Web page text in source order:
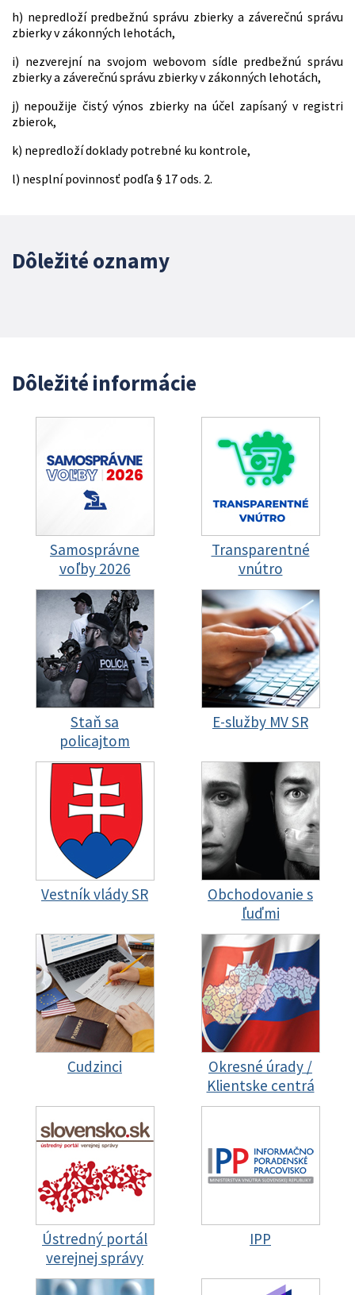
h) nepredloží predbežnú správu zbierky a záverečnú správu
zbierky v zákonných lehotách,
i) nezverejní na svojom webovom sídle predbežnú správu
zbierky a záverečnú správu zbierky v zákonných lehotách,
j) nepoužije čistý výnos zbierky na účel zapísaný v registri
zbierok,
k) nepredloží doklady potrebné ku kontrole,
l) nesplní povinnosť podľa § 17 ods. 2.
Dôležité oznamy
Dôležité informácie
Samosprávne
voľby 2026
Transparentné
vnútro
Staň sa
policajtom
E-služby MV SR
Vestník vlády SR
Obchodovanie s
ľuďmi
Cudzinci
Okresné úrady /
Klientske centrá
Ústredný portál
verejnej správy
IPP